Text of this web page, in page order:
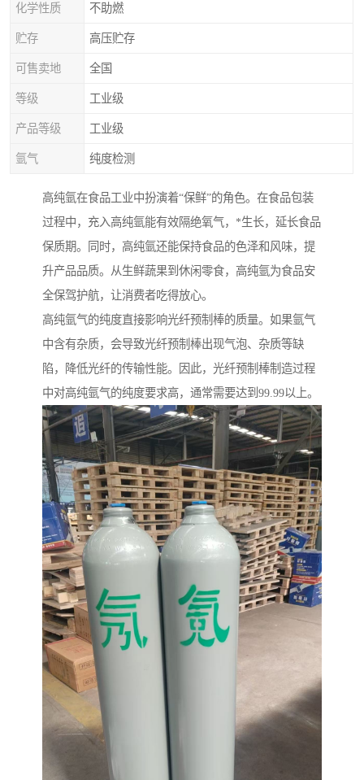
化学性质 不助燃
贮存 高压贮存
可售卖地 全国
等级 工业级
产品等级 工业级
氩气 纯度检测
高纯氩在食品工业中扮演着“保鲜”的角色。在食品包装
过程中，充入高纯氩能有效隔绝氧气，*生长，延长食品
保质期。同时，高纯氩还能保持食品的色泽和风味，提
升产品品质。从生鲜蔬果到休闲零食，高纯氩为食品安
全保驾护航，让消费者吃得放心。
高纯氩气的纯度直接影响光纤预制棒的质量。如果氩气
中含有杂质，会导致光纤预制棒出现气泡、杂质等缺
陷，降低光纤的传输性能。因此，光纤预制棒制造过程
中对高纯氩气的纯度要求高，通常需要达到99.99以上。